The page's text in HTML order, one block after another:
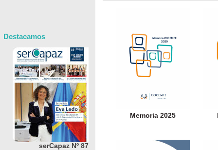
Destacamos
serCapaz Nº 87
Memoria 2025